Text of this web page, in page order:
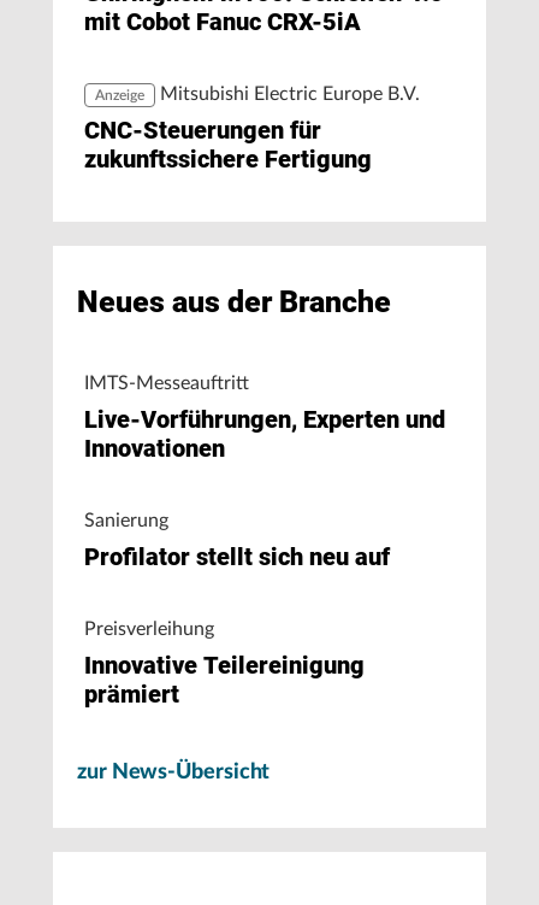
mit Cobot Fanuc CRX-5iA
Anzeige Mitsubishi Electric Europe B.V.
CNC-Steuerungen für
zukunftssichere Fertigung
Neues aus der Branche
IMTS-Messeauftritt
Live-Vorführungen, Experten und
Innovationen
Sanierung
Profilator stellt sich neu auf
Preisverleihung
Innovative Teilereinigung
prämiert
zur News-Übersicht